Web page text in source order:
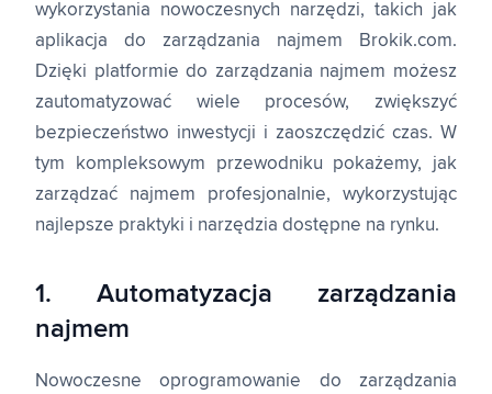
wykorzystania nowoczesnych narzędzi, takich jak
aplikacja do zarządzania najmem Brokik.com.
Dzięki platformie do zarządzania najmem możesz
zautomatyzować wiele procesów, zwiększyć
bezpieczeństwo inwestycji i zaoszczędzić czas. W
tym kompleksowym przewodniku pokażemy, jak
zarządzać najmem profesjonalnie, wykorzystując
najlepsze praktyki i narzędzia dostępne na rynku.
1. Automatyzacja zarządzania
najmem
Nowoczesne oprogramowanie do zarządzania